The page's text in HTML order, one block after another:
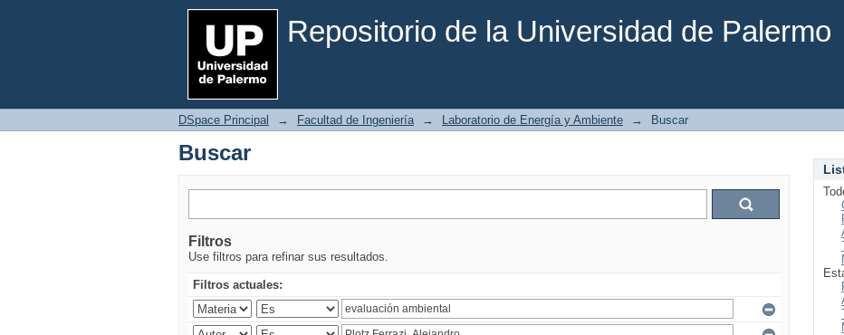
Repositorio de la Universidad de Palermo
Buscar
DSpace Principal → Facultad de Ingeniería → Laboratorio de Energía y Ambiente → Buscar
Buscar
Filtros
Use filtros para refinar sus resultados.
Filtros actuales: